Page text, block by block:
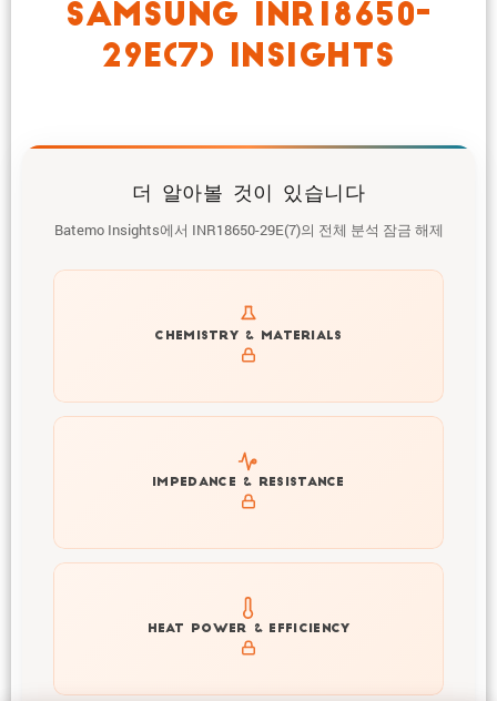
SAMSUNG INR18650-
29E(7) INSIGHTS
더 알아볼 것이 있습니다
Batemo Insights에서 INR18650-29E(7)의 전체 분석 잠금 해제
CHEMISTRY & MATERIALS
Get to know active materials for the INR18650-29E(7)
IMPEDANCE & RESISTANCE
Explore impedance spectrum and DCIR (SOC, T) of
INR18650-29E(7)
HEAT POWER & EFFICIENCY
Explore heat generation and cell efficiency at different
temperatures and powers of INR18650-29E(7)